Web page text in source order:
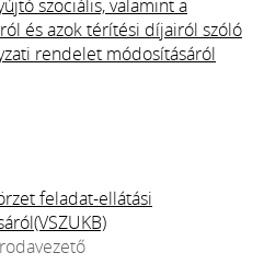
szociális, valamint a
és azok térítési díjairól szóló
rendelet módosításáról
feladat-ellátási